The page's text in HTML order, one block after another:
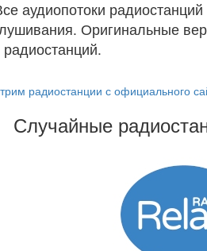
аудиопотоки
Оригинальные
радиостанции с официального
Случайные